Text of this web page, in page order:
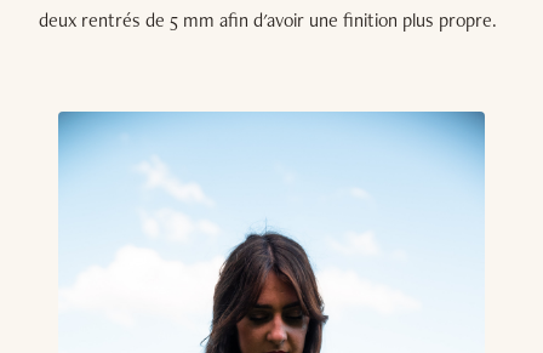
deux rentrés de 5 mm afin d'avoir une finition plus propre.